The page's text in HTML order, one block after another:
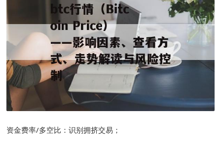
资金费率/多空比：识别拥挤交易；